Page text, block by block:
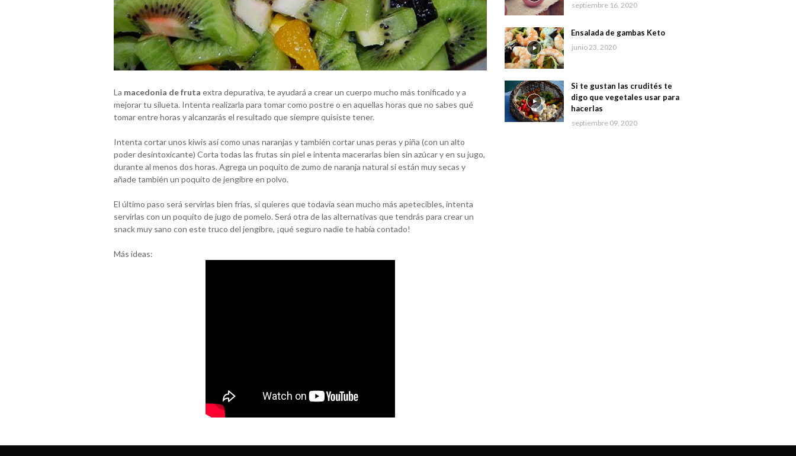
La macedonia de fruta extra depurativa, te ayudará a crear un cuerpo mucho más tonificado y a
mejorar tu silueta. Intenta realizarla para tomar como postre o en aquellas horas que no sabes qué
tomar entre horas y alcanzarás el resultado que siempre quisiste tener.
Intenta cortar unos kiwis así como unas naranjas y también cortar unas peras y piña (con un alto
poder desintoxicante) Corta todas las frutas sin piel e intenta macerarlas bien sin azúcar y en su jugo,
durante al menos dos horas. Agrega un poquito de zumo de naranja natural si están muy secas y
añade también un poquito de jengibre en polvo.
El último paso será servirlas bien frías, si quieres que todavía sean mucho más apetecibles, intenta
servirlas con un poquito de jugo de pomelo. Será otra de las alternativas que tendrás para crear un
snack muy sano con este truco del jengibre, ¡qué seguro nadie te había contado!
Más ideas:
septiembre 16, 2020
Ensalada de gambas Keto
junio 23, 2020
Si te gustan las crudités te
digo que vegetales usar para
hacerlas
septiembre 09, 2020